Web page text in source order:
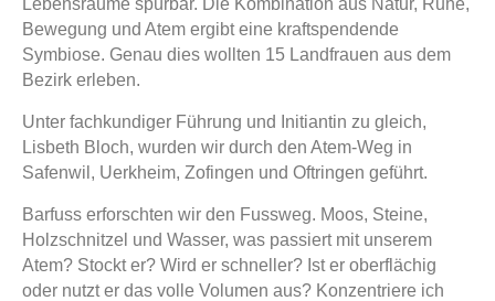
Bewegung und Atem ergibt eine kraftspendende
Symbiose. Genau dies wollten 15 Landfrauen aus dem
Bezirk erleben.
Unter fachkundiger Führung und Initiantin zu gleich,
Lisbeth Bloch, wurden wir durch den Atem-Weg in
Safenwil, Uerkheim, Zofingen und Oftringen geführt.
Barfuss erforschten wir den Fussweg. Moos, Steine,
Holzschnitzel und Wasser, was passiert mit unserem
Atem? Stockt er? Wird er schneller? Ist er oberflächig
oder nutzt er das volle Volumen aus? Konzentriere ich